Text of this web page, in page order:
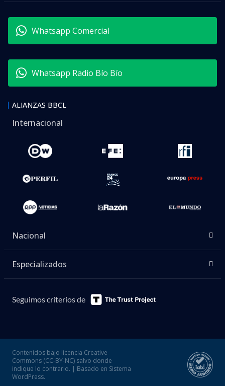
Whatsapp Comercial
Whatsapp Radio Bío Bío
ALIANZAS BBCL
Internacional
Nacional
Especializados
Seguimos criterios de
Contenidos bajo licencia Creative
Commons (CC-BY-NC) salvo donde
indique lo contrario. | Basado en Sistema
WordPress.